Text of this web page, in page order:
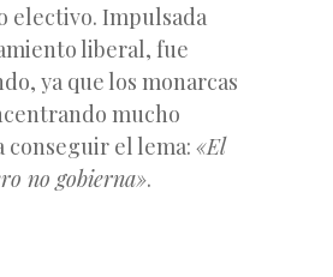
electivo. Impulsada
liberal, fue
ya que los monarcas
mucho
conseguir el lema: «El
no gobierna».